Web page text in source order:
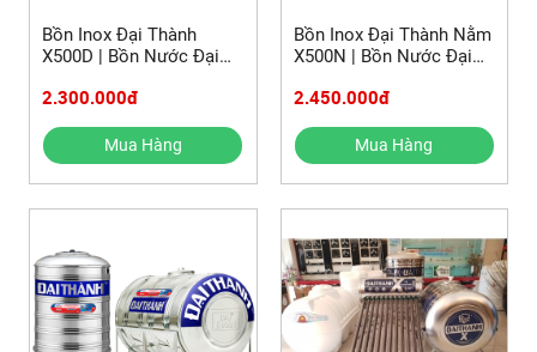
Bồn Inox Đại Thành
X500D | Bồn Nước Đại
Inox 500L | Bồn Inox
2.300.000đ
Mua Hàng
Bồn Inox Đại Thành Nằm
X500N | Bồn Nước Đại
Inox 500L | Bồn Inox
2.450.000đ
Mua Hàng